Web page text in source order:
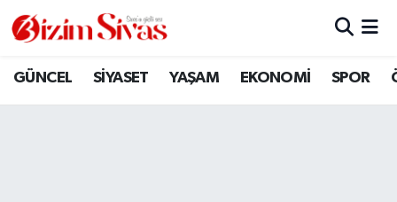
GÜNCEL SİYASET YAŞAM EKONOMİ SPOR
ARAMIZDAN AYRILANLAR
Sivas Nöbetçi Eczaneler